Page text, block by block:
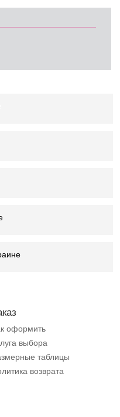
оформить
выбора
таблицы
возврата